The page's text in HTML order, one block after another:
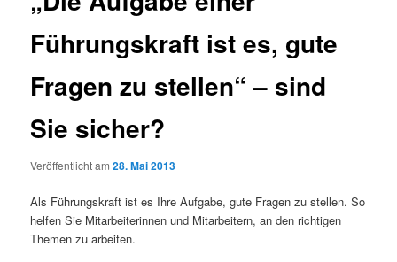
Führungskraft ist es, gute
Fragen zu stellen“ – sind
Sie sicher?
Veröffentlicht am28. Mai 2013
Als Führungskraft ist es Ihre Aufgabe, gute Fragen zu stellen. So
helfen Sie Mitarbeiterinnen und Mitarbeitern, an den richtigen
Themen zu arbeiten.